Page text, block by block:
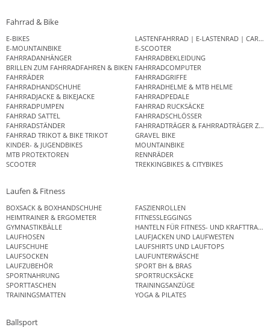
Fahrrad & Bike
E-BIKES
LASTENFAHRRAD | E-LASTENRAD |
E-MOUNTAINBIKE
E-SCOOTER
FAHRRADANHÄNGER
FAHRRADBEKLEIDUNG
BRILLEN ZUM FAHRRADFAHREN & BIKEN FAHRRADCOMPUTER
FAHRRÄDER
FAHRRADGRIFFE
FAHRRADHANDSCHUHE
FAHRRADHELME & MTB HELME
FAHRRADJACKE & BIKEJACKE
FAHRRADPEDALE
FAHRRADPUMPEN
FAHRRAD RUCKSÄCKE
FAHRRAD SATTEL
FAHRRADSCHLÖSSER
FAHRRADSTÄNDER
FAHRRADTRÄGER & FAHRRADTRÄGER
FAHRRAD TRIKOT & BIKE TRIKOT
GRAVEL BIKE
KINDER- & JUGENDBIKES
MOUNTAINBIKE
MTB PROTEKTOREN
RENNRÄDER
SCOOTER
TREKKINGBIKES & CITYBIKES
Laufen & Fitness
BOXSACK & BOXHANDSCHUHE
FASZIENROLLEN
HEIMTRAINER & ERGOMETER
FITNESSLEGGINGS
GYMNASTIKBÄLLE
HANTELN FÜR FITNESS- UND
LAUFHOSEN
LAUFJACKEN UND LAUFWESTEN
LAUFSCHUHE
LAUFSHIRTS UND LAUFTOPS
LAUFSOCKEN
LAUFUNTERWÄSCHE
LAUFZUBEHÖR
SPORT BH & BRAS
SPORTNAHRUNG
SPORTRUCKSÄCKE
SPORTTASCHEN
TRAININGSANZÜGE
TRAININGSMATTEN
YOGA & PILATES
Ballsport